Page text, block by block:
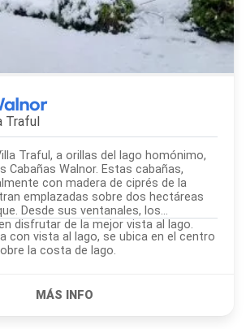
Traful
Traful, a orillas del lago homónimo,
Cabañas Walnor. Estas cabañas,
con madera de ciprés de la
emplazadas sobre dos hectáreas
Desde sus ventanales, los
disfrutar de la mejor vista al lago.
en el centro
la costa de lago.